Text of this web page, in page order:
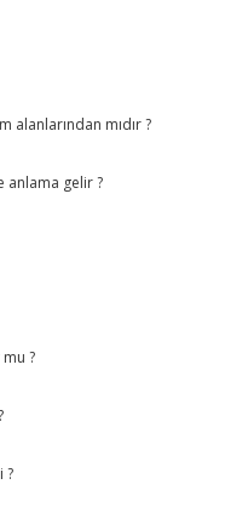
alanlarından mıdır ?
anlama gelir ?
?
?